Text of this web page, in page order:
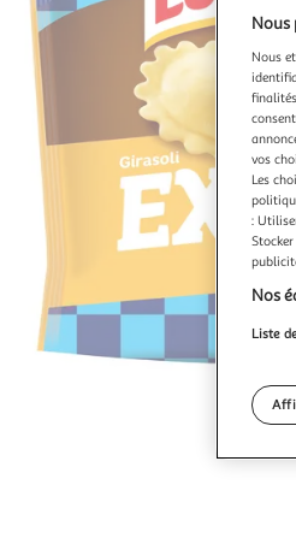
Nous
Nous
vos
Les
:
Nos
Liste